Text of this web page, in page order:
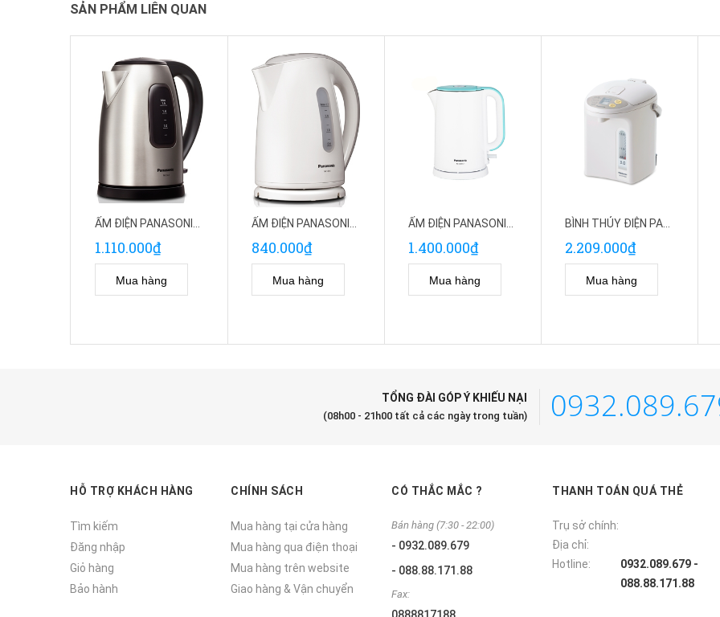
SẢN PHẨM LIÊN QUAN
1.110.000₫
Mua hàng
840.000₫
Mua hàng
1.400.000₫
Mua hàng
2.209.000₫
Mua hàng
TỔNG ĐÀI GÓP Ý KHIẾU NẠI
(08h00 - 21h00 tất cả các ngày trong tuần)
HỖ TRỢ KHÁCH HÀNG
Tìm kiếm
Đăng nhập
Giỏ hàng
Bảo hành
CHÍNH SÁCH
Mua hàng tại cửa hàng
Mua hàng qua điện thoại
Mua hàng trên website
Giao hàng & Vận chuyển
CÓ THẮC MẮC ?
Bán hàng (7:30 - 22:00)
- 0932.089.679
- 088.88.171.88
Fax:
0888817188
THANH TOÁN QUÁ THẺ
Trụ sở chính:
Địa chỉ:
Hotline:
0932.089.679 -
088.88.171.88